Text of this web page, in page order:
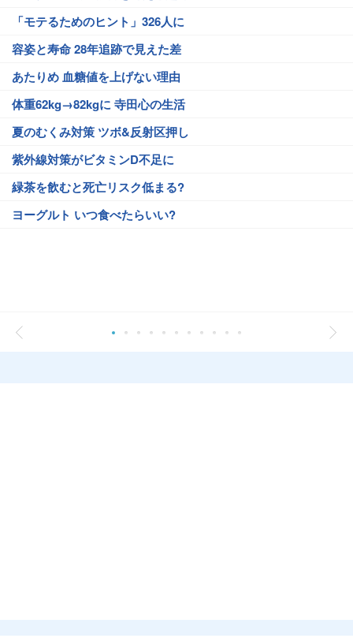
「モテるためのヒント」326人に
容姿と寿命 28年追跡で見えた差
あたりめ 血糖値を上げない理由
体重62kg→82kgに 寺田心の生活
夏のむくみ対策 ツボ&反射区押し
紫外線対策がビタミンD不足に
緑茶を飲むと死亡リスク低まる?
ヨーグルト いつ食べたらいい?